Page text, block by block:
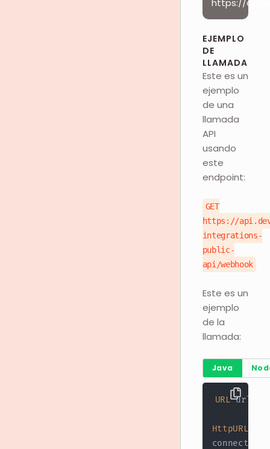
EJEMPLO
DE
LLAMADA
Este es un
ejemplo
de una
llamada
API
usando
este
endpoint:
GET
https://
integrations-
public-
api/webhook
Este es un
ejemplo
de la
llamada:
Java
URL url
connection